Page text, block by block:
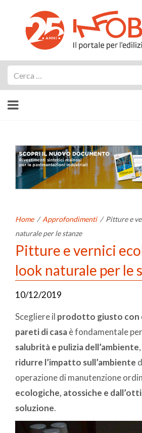
Home / Approfondimenti / Pitture e
naturale per le stanze
Pitture e vernici
look naturale per le
10/12/2019
Scegliere il prodotto giusto con
pareti di casaè fondamentale
salubrità e pulizia dell’ambiente
ridurre l’impatto sull’ambiente
operazione di manutenzione
ecologiche, atossiche e
soluzione.